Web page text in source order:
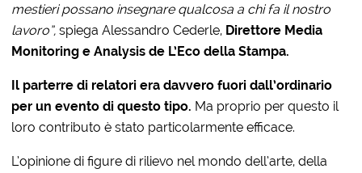
mestieri possano insegnare qualcosa a chi fa il nostro
lavoro”, spiega Alessandro Cederle, Direttore Media
Monitoring e Analysis de L’Eco della Stampa.
Il parterre di relatori era davvero fuori dall’ordinario
per un evento di questo tipo. Ma proprio per questo il
loro contributo è stato particolarmente efficace.
L’opinione di figure di rilievo nel mondo dell’arte, della